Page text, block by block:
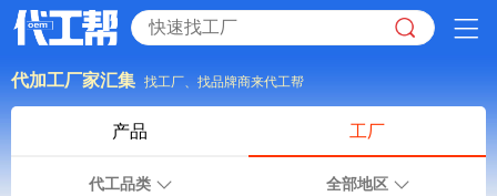
代加工厂家汇集 找工厂、找品牌商来代工帮
产品 工厂
代工品类 全部地区